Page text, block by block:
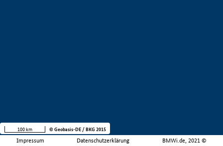
Impressum Datenschutzerklärung BMWi.de, 2021 ©
100 km © Geobasis-DE / BKG 2015